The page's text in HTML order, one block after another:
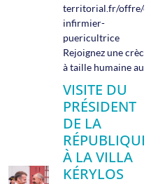
territorial.fr/offre/
infirmier-
puericultrice
Rejoignez une crèche
à taille humaine au
VISITE DU
PRÉSIDENT
DE LA
RÉPUBLIQUE
À LA VILLA
KÉRYLOS